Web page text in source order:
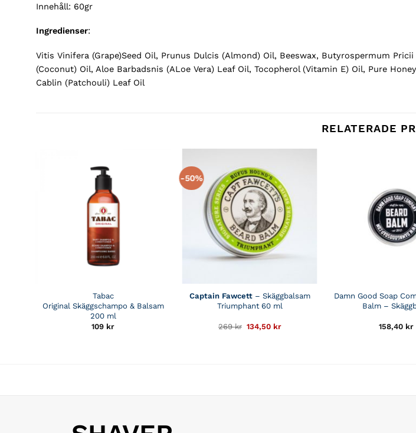
Innehåll: 60gr
Ingredienser:
Vitis Vinifera (Grape)Seed Oil, Prunus Dulcis (Almond) Oil, Beeswax, Butyrospermum
(Coconut) Oil, Aloe Barbadsnis (ALoe Vera) Leaf Oil, Tocopherol (Vitamin E) Oil, Pure
Cablin (Patchouli) Leaf Oil
RELATERADE
Tabac
Original Skäggschampo & Balsam
200 ml
109 kr
-50%
Captain Fawcett– Skäggbalsam
Triumphant 60 ml
269kr Det
134,50 krDet
Damn Good Soap
Balm –
158,40 kr